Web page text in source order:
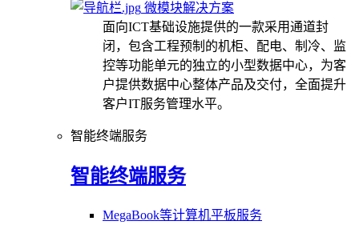
微模块解决方案
面向ICT基础设施提供的一款采用通道封
闭，包含工程预制的机柜、配电、制冷、监
控等功能单元的独立的小型数据中心，为客
户提供数据中心整体产品及交付，全面提升
客户IT服务管理水平。
智能终端服务
智能终端服务
MegaBook等计算机平板服务